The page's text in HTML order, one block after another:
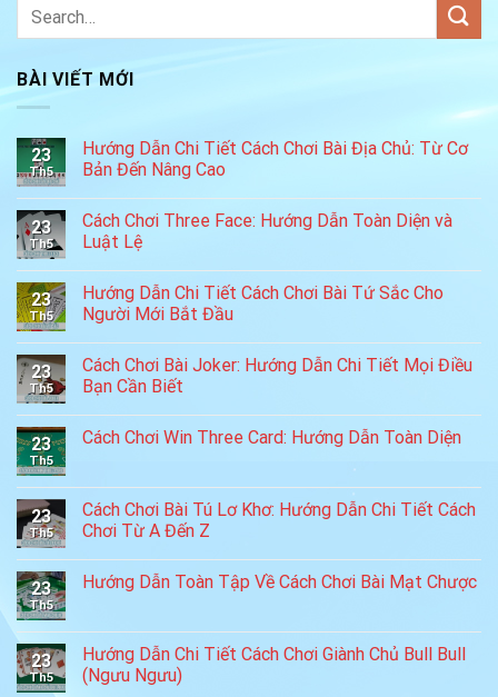
BÀI VIẾT MỚI
23
Th5
Hướng Dẫn Chi Tiết Cách Chơi Bài Địa Chủ: Từ Cơ
Bản Đến Nâng Cao
23
Th5
Cách Chơi Three Face: Hướng Dẫn Toàn Diện và
Luật Lệ
23
Th5
Hướng Dẫn Chi Tiết Cách Chơi Bài Tứ Sắc Cho
Người Mới Bắt Đầu
23
Th5
Cách Chơi Bài Joker: Hướng Dẫn Chi Tiết Mọi Điều
Bạn Cần Biết
23
Th5
Cách Chơi Win Three Card: Hướng Dẫn Toàn Diện
23
Th5
Cách Chơi Bài Tú Lơ Khơ: Hướng Dẫn Chi Tiết Cách
Chơi Từ A Đến Z
23
Th5
Hướng Dẫn Toàn Tập Về Cách Chơi Bài Mạt Chược
23
Th5
Hướng Dẫn Chi Tiết Cách Chơi Giành Chủ Bull Bull
(Ngưu Ngưu)